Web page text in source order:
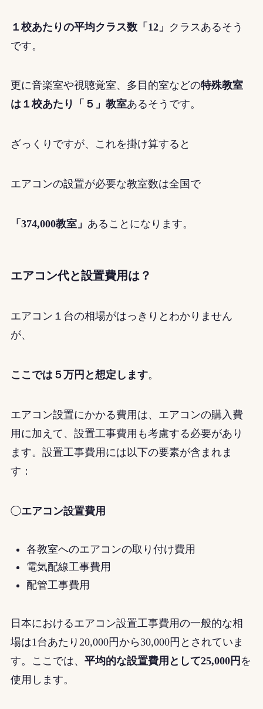
１校あたりの平均クラス数「12」 クラスあるそう
です。
更に音楽室や視聴覚室、多目的室などの特殊教室
は１校あたり「５」教室あるそうです。
ざっくりですが、これを掛け算すると
エアコンの設置が必要な教室数は全国で
「374,000教室」 あることになります。
エアコン代と設置費用は？
エアコン１台の相場がはっきりとわかりません
が、
ここでは５万円と想定します。
エアコン設置にかかる費用は、エアコンの購入費
用に加えて、設置工事費用も考慮する必要があり
ます。設置工事費用には以下の要素が含まれま
す：
◯エアコン設置費用
各教室へのエアコンの取り付け費用
電気配線工事費用
配管工事費用
日本におけるエアコン設置工事費用の一般的な相
場は1台あたり20,000円から30,000円とされていま
す。ここでは、 平均的な設置費用として25,000円 を
使用します。